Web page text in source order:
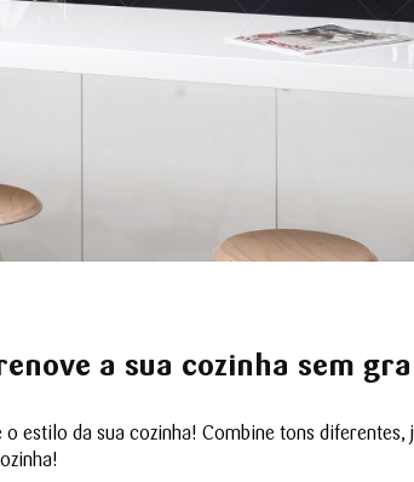
a sua cozinha sem
estilo da sua cozinha! Combine tons